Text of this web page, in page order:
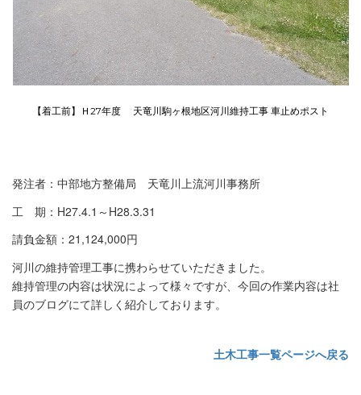
【着工前】Ｈ27年度 天竜川駒ヶ根地区河川維持工事 車止めポスト
発注者：中部地方整備局 天竜川上流河川事務所
工 期：H27.4.1～H28.3.31
請負金額：21,124,000円
河川の維持管理工事に携わらせていただきました。
維持管理の内容は状況によって様々ですが、今回の作業内容は社
員のブログにて詳しく紹介しております。
土木工事一覧ページへ戻る